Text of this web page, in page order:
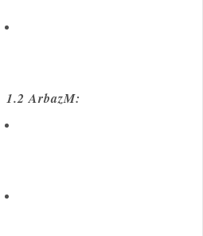
1.2 ArbazM: